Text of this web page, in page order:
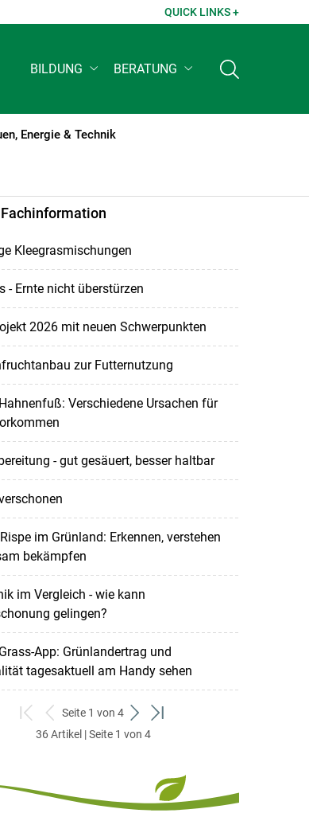
QUICK LINKS +
BILDUNG BERATUNG
Energie & Technik
Kleegrasmischungen
- Ernte nicht überstürzen
2026 mit neuen Schwerpunkten
zur Futternutzung
Verschiedene Ursachen für
- gut gesäuert, besser haltbar
im Grünland: Erkennen, verstehen
bekämpfen
im Vergleich - wie kann
gelingen?
App: Grünlandertrag und
tagesaktuell am Handy sehen
zum
ersten
zurück
zum
Seite 1 von 4
weiter
zum
zum
36 Artikel | Seite 1 von 4